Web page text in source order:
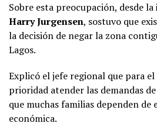
Sobre esta preocupación, desde la
Harry Jurgensen, sostuvo que
la decisión de negar la zona
Lagos.
Explicó el jefe regional que para
prioridad atender las demandas
que muchas familias dependen de
económica.